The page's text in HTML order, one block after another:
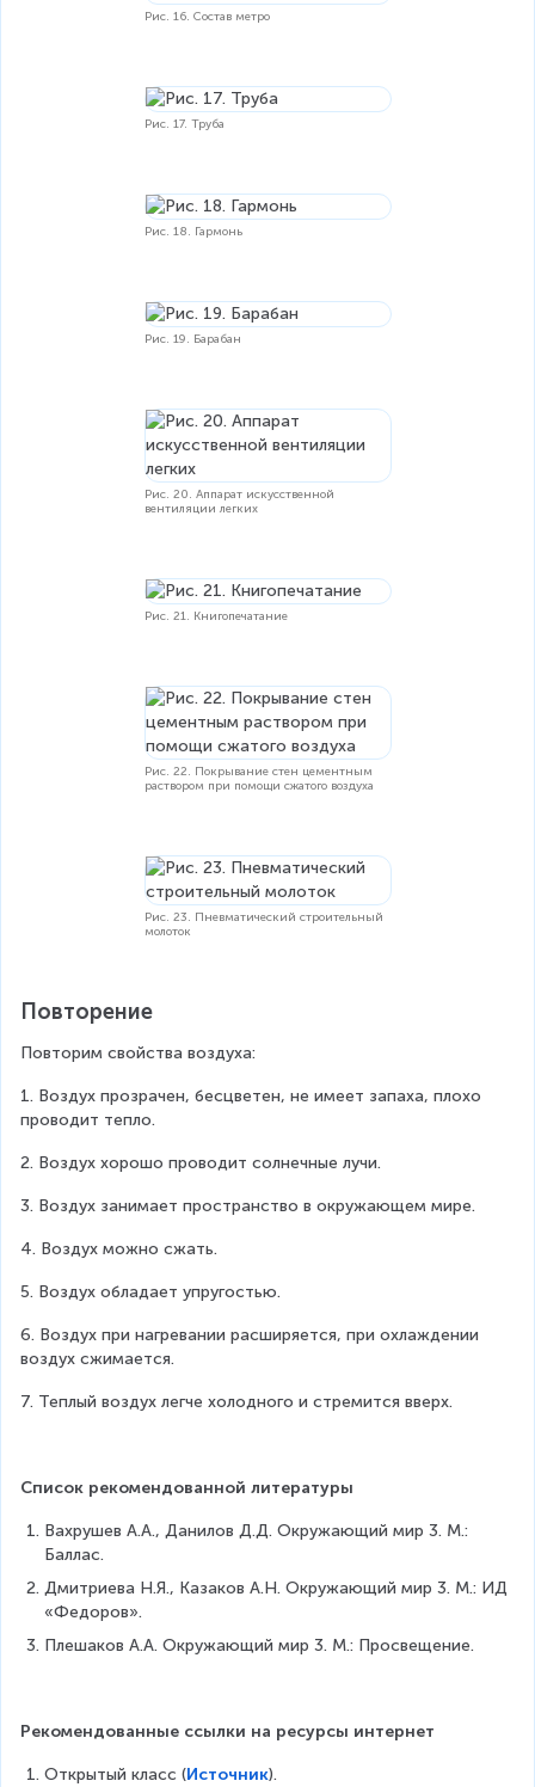
Рис. 16. Состав метро
Рис. 17. Труба
Рис. 18. Гармонь
Рис. 19. Барабан
Рис. 20. Аппарат искусственной
вентиляции легких
Рис. 21. Книгопечатание
Рис. 22. Покрывание стен цементным
раствором при помощи сжатого воздуха
Рис. 23. Пневматический строительный
молоток
Повторение
Повторим свойства воздуха:
1. Воздух прозрачен, бесцветен, не имеет запаха, плохо
проводит тепло.
2. Воздух хорошо проводит солнечные лучи.
3. Воздух занимает пространство в окружающем мире.
4. Воздух можно сжать.
5. Воздух обладает упругостью.
6. Воздух при нагревании расширяется, при охлаждении
воздух сжимается.
7. Теплый воздух легче холодного и стремится вверх.
Список рекомендованной литературы
Вахрушев А.А., Данилов Д.Д. Окружающий мир 3. М.:
Баллас.
Дмитриева Н.Я., Казаков А.Н. Окружающий мир 3. М.: ИД
«Федоров».
Плешаков А.А. Окружающий мир 3. М.: Просвещение.
Рекомендованные ссылки на ресурсы интернет
Открытый класс (Источник).